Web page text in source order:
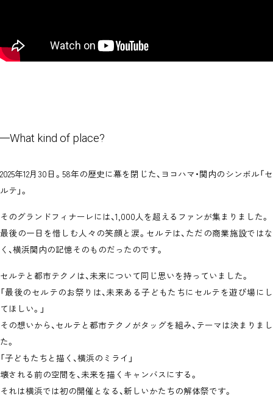
What kind of place?
2025年12月30日。58年の歴史に幕を閉じた、ヨコハマ・関内のシンボル「セ
ルテ」。
そのグランドフィナーレには、1,000人を超えるファンが集まりました。
最後の一日を惜しむ人々の笑顔と涙。セルテは、ただの商業施設ではな
く、横浜関内の記憶そのものだったのです。
セルテと都市テクノは、未来について同じ思いを持っていました。
「最後のセルテのお祭りは、未来ある子どもたちにセルテを遊び場にし
てほしい。」
その想いから、セルテと都市テクノがタッグを組み、テーマは決まりまし
た。
「子どもたちと描く、横浜のミライ」
壊される前の空間を、未来を描くキャンバスにする。
それは横浜では初の開催となる、新しいかたちの解体祭です。